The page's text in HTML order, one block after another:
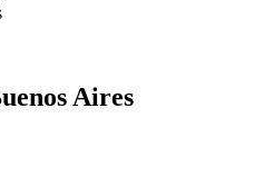
Aires